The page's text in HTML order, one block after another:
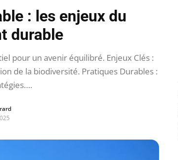
: les enjeux du
durable
pour un avenir équilibré. Enjeux Clés :
de la biodiversité. Pratiques Durables :